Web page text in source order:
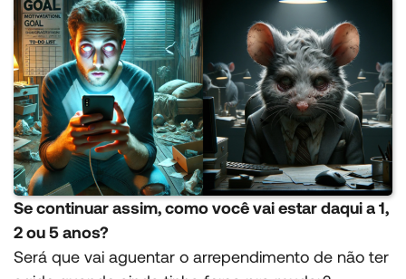
Se continuar assim, como você vai estar daqui a 1,
2 ou 5 anos?
Será que vai aguentar o arrependimento de não ter